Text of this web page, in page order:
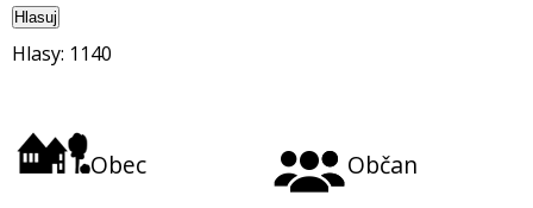
Hlasuj
Hlasy: 1140
Obec Občan